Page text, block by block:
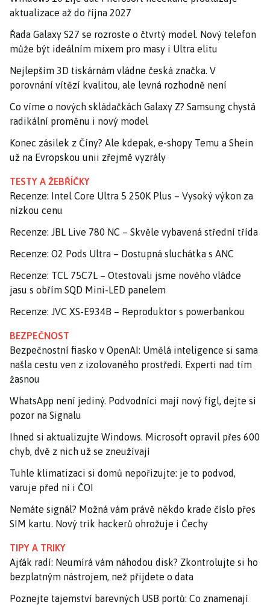
aktualizace až do října 2027
Řada Galaxy S27 se rozroste o čtvrtý model. Nový telefon
může být ideálním mixem pro masy i Ultra elitu
Nejlepším 3D tiskárnám vládne česká značka. V
porovnání vítězí kvalitou, ale levná rozhodně není
Co víme o nových skládačkách Galaxy Z? Samsung chystá
radikální proměnu i nový model
Konec zásilek z Číny? Ale kdepak, e-shopy Temu a Shein
už na Evropskou unii zřejmě vyzrály
TESTY A ŽEBŘÍČKY
Recenze: Intel Core Ultra 5 250K Plus – Vysoký výkon za
nízkou cenu
Recenze: JBL Live 780 NC – Skvěle vybavená střední třída
Recenze: O2 Pods Ultra – Dostupná sluchátka s ANC
Recenze: TCL 75C7L – Otestovali jsme nového vládce
jasu s obřím SQD Mini-LED panelem
Recenze: JVC XS-E934B – Reproduktor s powerbankou
BEZPEČNOST
Bezpečnostní fiasko v OpenAI: Umělá inteligence si sama
našla cestu ven z izolovaného prostředí. Experti nad tím
žasnou
WhatsApp není jediný. Podvodníci mají nový fígl, dejte si
pozor na Signalu
Ihned si aktualizujte Windows. Microsoft opravil přes 600
chyb, dvě z nich už se zneužívají
Tuhle klimatizaci si domů nepořizujte: je to podvod,
varuje před ní i ČOI
Nemáte signál? Možná vám právě někdo krade číslo přes
SIM kartu. Nový trik hackerů ohrožuje i Čechy
TIPY A TRIKY
Ajťák radí: Neumírá vám náhodou disk? Zkontrolujte si ho
bezplatným nástrojem, než přijdete o data
Poznejte tajemství barevných USB portů: Co znamenají